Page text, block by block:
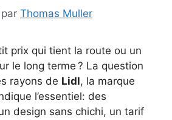
par Thomas Muller
prix qui tient la route ou un
le long terme ? La question
rayons de Lidl, la marque
l’essentiel: des
design sans chichi, un tarif